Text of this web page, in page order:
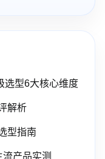
选型6大核心维度
解析
型指南
产品实测